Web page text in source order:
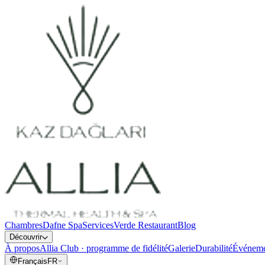
ChambresDafne SpaServicesVerde RestaurantBlog
Découvrir
À proposAllia Club · programme de fidélitéGalerieDurabilité
Français FR